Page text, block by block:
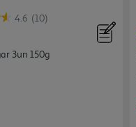
4.6 (10)
3un 150g